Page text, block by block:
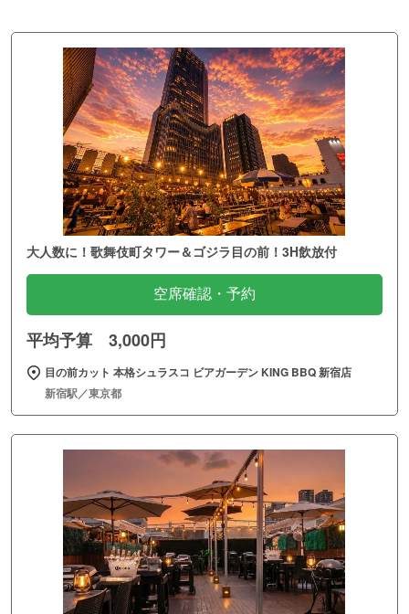
大人数に！歌舞伎町タワー＆ゴジラ目の前！3H飲放付
空席確認・予約
平均予算 3,000円
目の前カット 本格シュラスコ ビアガーデン KING BBQ 新宿店
新宿駅／東京都